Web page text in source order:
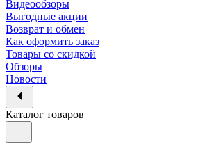
Видеообзоры
Выгодные акции
Возврат и обмен
Как оформить заказ
Товары со скидкой
Обзоры
Новости
Каталог товаров